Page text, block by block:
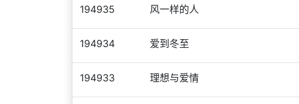
194935 风一样的人
194934 爱到冬至
194933 理想与爱情